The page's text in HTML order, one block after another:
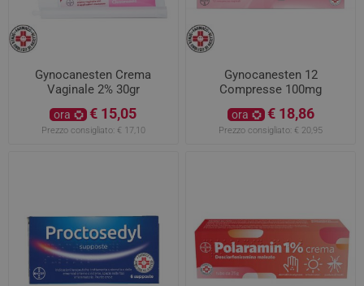
Gynocanesten Crema
Vaginale 2% 30gr
ora € 15,05
Prezzo consigliato: € 17,10
Gynocanesten 12
Compresse 100mg
ora € 18,86
Prezzo consigliato: € 20,95